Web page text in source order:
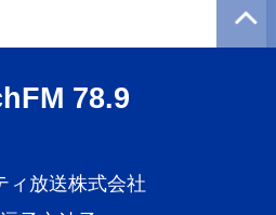
78.9
ィ放送株式会社